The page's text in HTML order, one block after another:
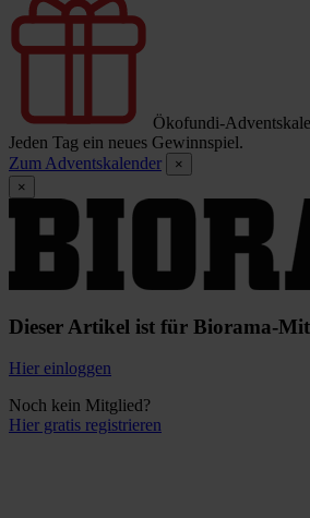
Ökofundi-
Jeden Tag ein neues Gewinnspiel.
Zum Adventskalender
×
×
Dieser Artikel ist für Biorama-
Hier einloggen
Noch kein Mitglied?
Hier gratis registrieren